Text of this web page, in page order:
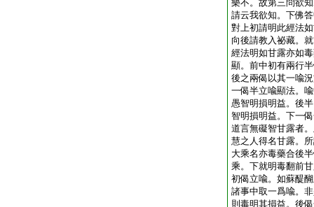
樂不。故第三問欲
請云我欲知。下佛
對上初請明此經法
向後請教入祕藏。
經法明如甘露亦如
顯。前中初有兩行
後之兩偈以其一喩
一偈半立喩顯法。
愚智明損明益。後
智明損明益。下一
道言無礙智甘露者
慧之人得名甘露。
大乘名亦毒藥合後
乘。下就明毒翻前
初偈立喩。如蘇醍
諸事中取一爲喩。
則毒明其損益。後